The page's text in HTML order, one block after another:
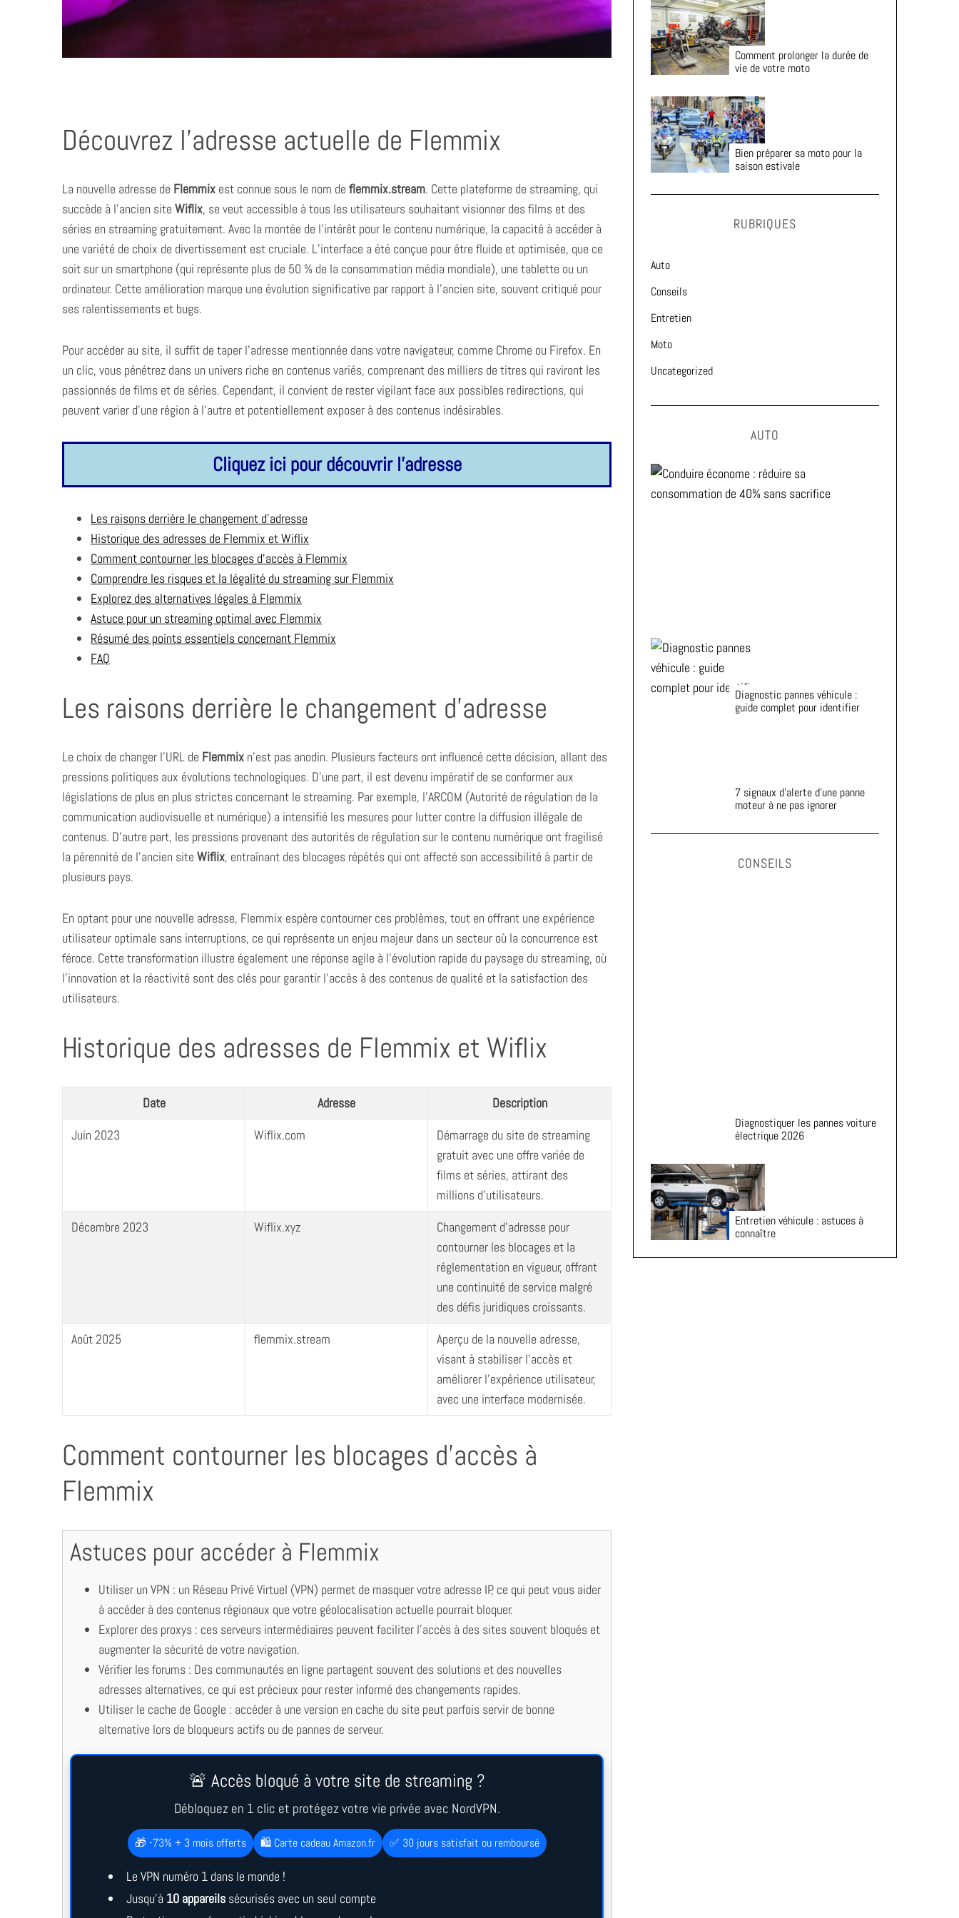
Découvrez l’adresse actuelle de Flemmix
La nouvelle adresse de Flemmix est connue sous le nom de flemmix.stream. Cette plateforme de streaming, qui
succède à l’ancien site Wiflix, se veut accessible à tous les utilisateurs souhaitant visionner des films et des
séries en streaming gratuitement. Avec la montée de l’intérêt pour le contenu numérique, la capacité à accéder à
une variété de choix de divertissement est cruciale. L’interface a été conçue pour être fluide et optimisée, que ce
soit sur un smartphone (qui représente plus de 50 % de la consommation média mondiale), une tablette ou un
ordinateur. Cette amélioration marque une évolution significative par rapport à l’ancien site, souvent critiqué pour
ses ralentissements et bugs.
Pour accéder au site, il suffit de taper l’adresse mentionnée dans votre navigateur, comme Chrome ou Firefox. En
un clic, vous pénétrez dans un univers riche en contenus variés, comprenant des milliers de titres qui raviront les
passionnés de films et de séries. Cependant, il convient de rester vigilant face aux possibles redirections, qui
peuvent varier d’une région à l’autre et potentiellement exposer à des contenus indésirables.
Cliquez ici pour découvrir l'adresse
Les raisons derrière le changement d’adresse
Historique des adresses de Flemmix et Wiflix
Comment contourner les blocages d’accès à Flemmix
Comprendre les risques et la légalité du streaming sur Flemmix
Explorez des alternatives légales à Flemmix
Astuce pour un streaming optimal avec Flemmix
Résumé des points essentiels concernant Flemmix
FAQ
Les raisons derrière le changement d’adresse
Le choix de changer l’URL de Flemmix n’est pas anodin. Plusieurs facteurs ont influencé cette décision, allant des
pressions politiques aux évolutions technologiques. D’une part, il est devenu impératif de se conformer aux
législations de plus en plus strictes concernant le streaming. Par exemple, l’ARCOM (Autorité de régulation de la
communication audiovisuelle et numérique) a intensifié les mesures pour lutter contre la diffusion illégale de
contenus. D’autre part, les pressions provenant des autorités de régulation sur le contenu numérique ont fragilisé
la pérennité de l’ancien site Wiflix, entraînant des blocages répétés qui ont affecté son accessibilité à partir de
plusieurs pays.
En optant pour une nouvelle adresse, Flemmix espère contourner ces problèmes, tout en offrant une expérience
utilisateur optimale sans interruptions, ce qui représente un enjeu majeur dans un secteur où la concurrence est
féroce. Cette transformation illustre également une réponse agile à l’évolution rapide du paysage du streaming, où
l’innovation et la réactivité sont des clés pour garantir l’accès à des contenus de qualité et la satisfaction des
utilisateurs.
Historique des adresses de Flemmix et Wiflix
Date Adresse
Description
Juin 2023
Wiflix.com
Démarrage du site de streaming
gratuit avec une offre variée de
films et séries, attirant des
millions d’utilisateurs.
Décembre 2023
Wiflix.xyz
Changement d’adresse pour
contourner les blocages et la
réglementation en vigueur, offrant
une continuité de service malgré
des défis juridiques croissants.
Août 2025
flemmix.stream
Aperçu de la nouvelle adresse,
visant à stabiliser l’accès et
améliorer l’expérience utilisateur,
avec une interface modernisée.
Comment contourner les blocages d’accès à
Flemmix
Astuces pour accéder à Flemmix
Utiliser un VPN : un Réseau Privé Virtuel (VPN) permet de masquer votre adresse IP, ce qui peut vous aider
à accéder à des contenus régionaux que votre géolocalisation actuelle pourrait bloquer.
Explorer des proxys : ces serveurs intermédiaires peuvent faciliter l’accès à des sites souvent bloqués et
augmenter la sécurité de votre navigation.
Vérifier les forums : Des communautés en ligne partagent souvent des solutions et des nouvelles
adresses alternatives, ce qui est précieux pour rester informé des changements rapides.
Utiliser le cache de Google : accéder à une version en cache du site peut parfois servir de bonne
alternative lors de bloqueurs actifs ou de pannes de serveur.
🚨 Accès bloqué à votre site de streaming ?
Débloquez en 1 clic et protégez votre vie privée avec NordVPN.
🎁 -73% + 3 mois offerts 🛍️ Carte cadeau Amazon.fr ✅ 30 jours satisfait ou remboursé
Le VPN numéro 1 dans le monde !
Jusqu’à 10 appareils sécurisés avec un seul compte
Comment prolonger la durée de
vie de votre moto
Bien préparer sa moto pour la
saison estivale
RUBRIQUES
Auto
Conseils
Entretien
Moto
Uncategorized
AUTO
Diagnostic pannes véhicule :
guide complet pour identifier
7 signaux d’alerte d’une panne
moteur à ne pas ignorer
CONSEILS
Diagnostiquer les pannes voiture
électrique 2026
Entretien véhicule : astuces à
connaître
S
r
c
o
r
: